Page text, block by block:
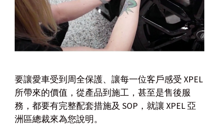
要讓愛車受到周全保護、讓每一位客戶感受 XPEL
所帶來的價值，從產品到施工，甚至是售後服
務，都要有完整配套措施及 SOP，就讓 XPEL 亞
洲區總裁來為您說明。